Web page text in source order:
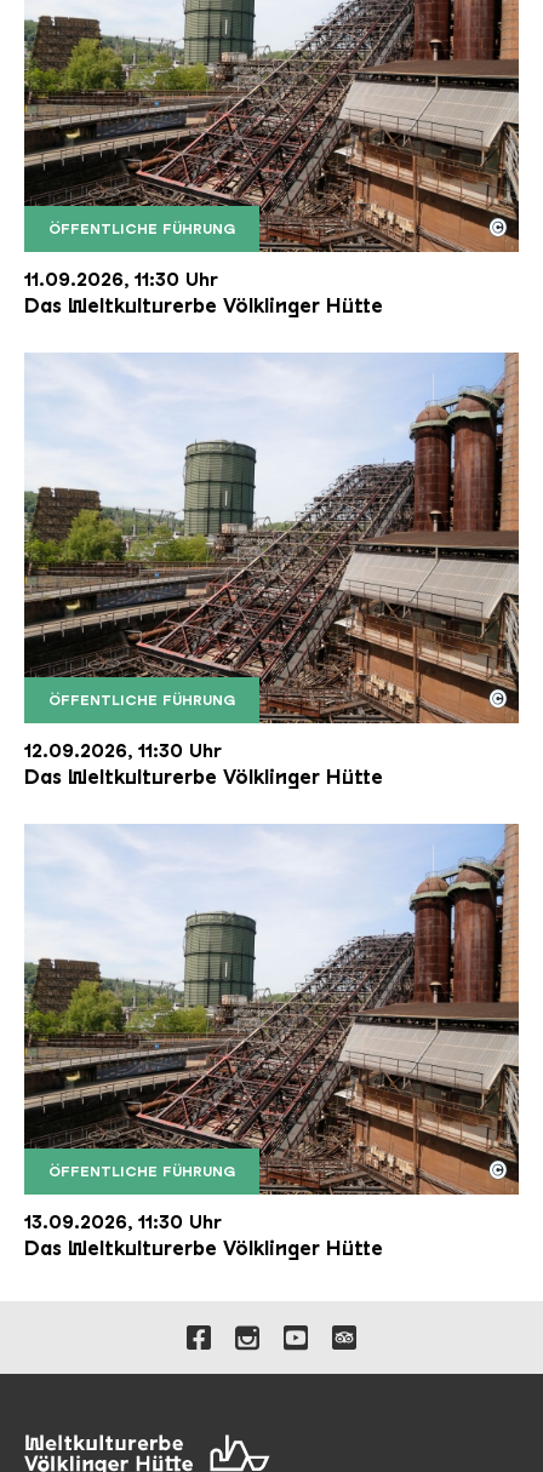
ÖFFENTLICHE FÜHRUNG
Der Erzschrägaufzug der Völklinger Hütte mit
Copyright: Weltkulturerbe Völklinger Hütte | Karl
©
11.09.2026, 11:30 Uhr
Das Weltkulturerbe Völklinger Hütte
ÖFFENTLICHE FÜHRUNG
Der Erzschrägaufzug der Völklinger Hütte mit
Copyright: Weltkulturerbe Völklinger Hütte | Karl
©
12.09.2026, 11:30 Uhr
Das Weltkulturerbe Völklinger Hütte
ÖFFENTLICHE FÜHRUNG
Der Erzschrägaufzug der Völklinger Hütte mit
Copyright: Weltkulturerbe Völklinger Hütte | Karl
©
13.09.2026, 11:30 Uhr
Das Weltkulturerbe Völklinger Hütte
Verlinkungen zu unseren